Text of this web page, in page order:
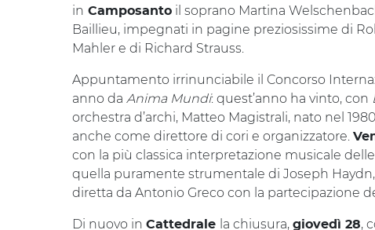
in Camposanto il soprano Martina
Baillieu, impegnati in pagine preziosissime di
Mahler e di Richard Strauss.
Appuntamento irrinunciabile il Concorso
anno da Anima Mundi: quest’anno ha vinto, con
orchestra d’archi, Matteo Magistrali, nato nel
anche come direttore di cori e organizzatore.
con la più classica interpretazione musicale
quella puramente strumentale di Joseph
diretta da Antonio Greco con la partecipazione
Di nuovo in Cattedrale la chiusura, giovedì 28,